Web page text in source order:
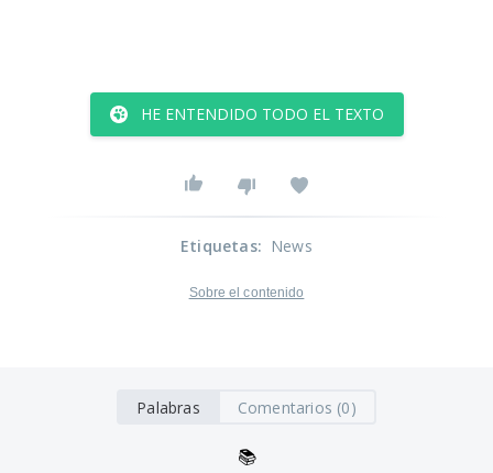
HE ENTENDIDO TODO EL TEXTO
Etiquetas: News
Sobre el contenido
Palabras Comentarios (0)
📚